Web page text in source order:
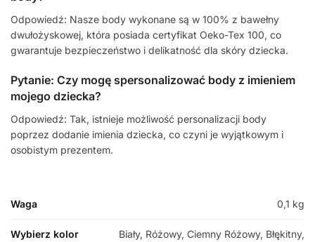
Odpowiedź: Nasze body wykonane są w 100% z bawełny
dwułożyskowej, która posiada certyfikat Oeko-Tex 100, co
gwarantuje bezpieczeństwo i delikatność dla skóry dziecka.
Pytanie: Czy mogę spersonalizować body z imieniem
mojego dziecka?
Odpowiedź: Tak, istnieje możliwość personalizacji body
poprzez dodanie imienia dziecka, co czyni je wyjątkowym i
osobistym prezentem.
Waga 0,1 kg
Wybierz kolor
Biały, Różowy, Ciemny Różowy, Błękitny,